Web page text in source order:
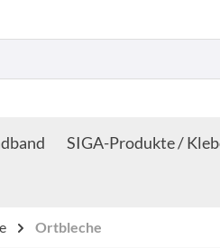
SIGA-Produkte /
Ortbleche